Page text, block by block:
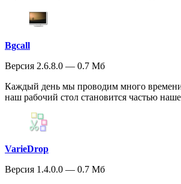
Bgcall
Версия 2.6.8.0 — 0.7 Мб
Каждый день мы проводим много
наш рабочий стол становится частью
VarieDrop
Версия 1.4.0.0 — 0.7 Мб